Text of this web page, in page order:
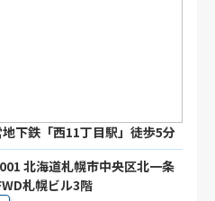
下鉄「西11丁目駅」徒歩5分
北海道札幌市中央区北一条
札幌ビル3階